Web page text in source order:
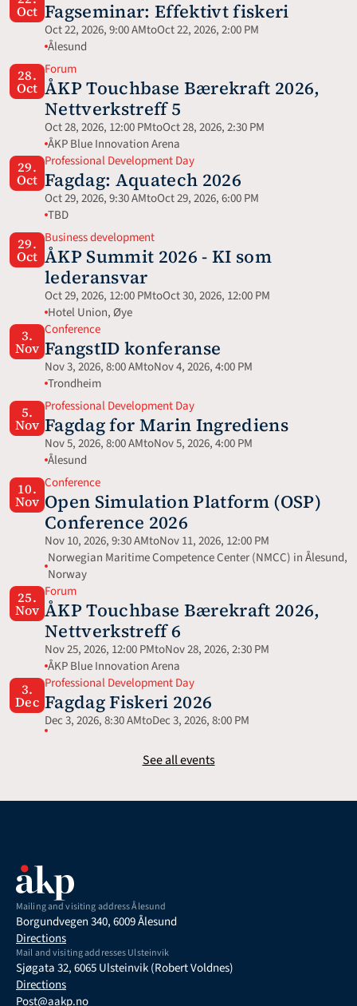
Oct Fagseminar: Effektivt fiskeri
Oct 22, 2026, 9:00 AMtoOct 22, 2026, 2:00 PM
Ålesund
28.
Oct
Forum
ÅKP Touchbase Bærekraft 2026,
Nettverkstreff 5
Oct 28, 2026, 12:00 PMtoOct 28, 2026, 2:30 PM
ÅKP Blue Innovation Arena
29.
Oct
Professional Development Day
Fagdag: Aquatech 2026
Oct 29, 2026, 9:30 AMtoOct 29, 2026, 6:00 PM
TBD
29.
Oct
Business development
ÅKP Summit 2026 - KI som
lederansvar
Oct 29, 2026, 12:00 PMtoOct 30, 2026, 12:00 PM
Hotel Union, Øye
3.
Nov
Conference
FangstID konferanse
Nov 3, 2026, 8:00 AMtoNov 4, 2026, 4:00 PM
Trondheim
5.
Nov
Professional Development Day
Fagdag for Marin Ingrediens
Nov 5, 2026, 8:00 AMtoNov 5, 2026, 4:00 PM
Ålesund
10.
Nov
Conference
Open Simulation Platform (OSP)
Conference 2026
Nov 10, 2026, 9:30 AMtoNov 11, 2026, 12:00 PM
Norwegian Maritime Competence Center (NMCC) in Ålesund,
Norway
25.
Nov
Forum
ÅKP Touchbase Bærekraft 2026,
Nettverkstreff 6
Nov 25, 2026, 12:00 PMtoNov 28, 2026, 2:30 PM
ÅKP Blue Innovation Arena
3.
Dec
Professional Development Day
Fagdag Fiskeri 2026
Dec 3, 2026, 8:30 AMtoDec 3, 2026, 8:00 PM
See all events
Mailing and visiting address Ålesund
Borgundvegen 340, 6009 Ålesund
Directions
Mail and visiting addresses Ulsteinvik
Sjøgata 32, 6065 Ulsteinvik (Robert Voldnes)
Directions
Post@aakp.no